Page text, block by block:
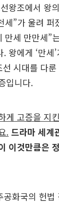
왕조에서 왕
세”가 울려 퍼
만세 만만세”
왕에게 ‘만세’
선 시대를 다
입니다.
게 고증을 지
. 드라마 세계
이것만큼은
화국의 헌법